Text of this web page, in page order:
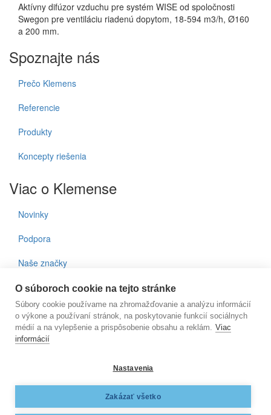
Aktívny difúzor vzduchu pre systém WISE od spoločnosti
Swegon pre ventiláciu riadenú dopytom, 18-594 m3/h, Ø160
a 200 mm.
Spoznajte nás
Prečo Klemens
Referencie
Produkty
Koncepty riešenia
Viac o Klemense
Novinky
Podpora
Naše značky
Kontakty
Prihlásenie do noviniek
E-mail
KLEMENS, s.r.o., Nižnianska 6572/2, 080 06 Ľubotice, e-
klemens@klemens.sk, mobil: +42 (1) 917 350 013
O súboroch cookie na tejto stránke
Súbory cookie používame na zhromažďovanie a analýzu informácií
o výkone a používaní stránok, na poskytovanie funkcií sociálnych
médií a na vylepšenie a prispôsobenie obsahu a reklám. Viac
informácií
Nastavenia
Zakázať všetko